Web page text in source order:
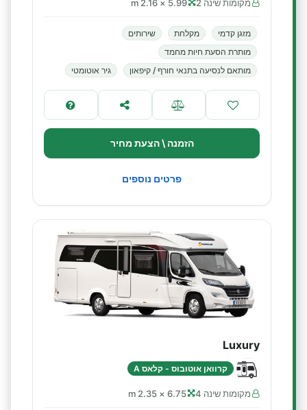
מקומות שינה 2 5.99 × 2.16 m
מזגן קדמי מקלחת
שירותים
מותרת הסעת חיות מחמד
מותאם לנסיעה בתנאי חורף / קיפאון
גיר אוטומטי
הזמנה \ הצעת מחיר
פרטים נוספים
Luxury
קרוואן אוטובוס - קלאס A
מקומות שינה 4 6.75 × 2.35 m